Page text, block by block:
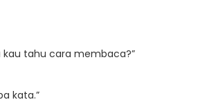
kau tahu cara membaca?”
kata.”